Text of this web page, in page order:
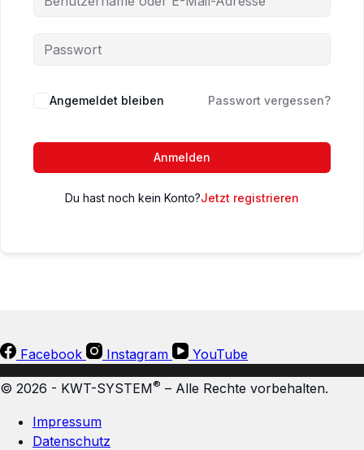
Angemeldet bleiben Passwort vergessen?
Anmelden
Du hast noch kein Konto?Jetzt registrieren
Facebook Instagram YouTube
© 2026 - KWT-SYSTEM® – Alle Rechte vorbehalten.
Impressum
Datenschutz